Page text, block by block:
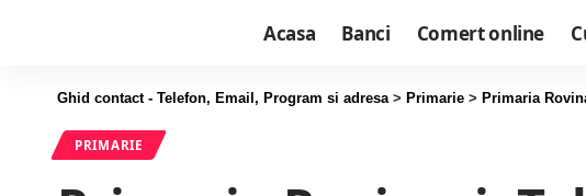
Acasa Banci Comert online
Ghid contact - Telefon, Email, Program si adresa> Primarie > Primaria
PRIMARIE